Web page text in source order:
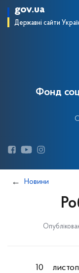
gov.ua
Державні сайти
Фонд
Новини
10